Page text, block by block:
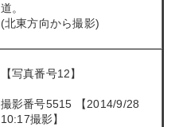
道。
(北東方向から撮影)
【写真番号12】
撮影番号5515 【2014/9/28
10:17撮影】